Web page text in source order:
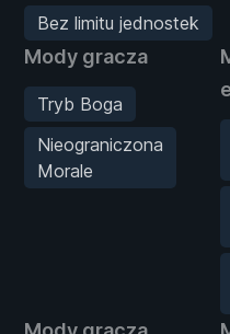
Bez limitu jednostek
Mody gracza
Tryb Boga
Nieograniczona
Morale